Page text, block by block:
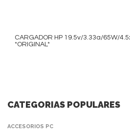
CARGADOR HP 19.5v/3.33a/65W/
*ORIGINAL*
CATEGORIAS POPULARES
ACCESORIOS PC